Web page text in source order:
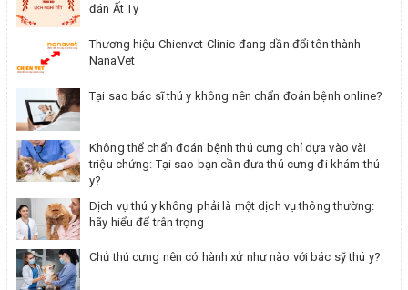
đán Ất Tỵ
Thương hiệu Chienvet Clinic đang dần đổi tên thành
NanaVet
Tại sao bác sĩ thú y không nên chẩn đoán bệnh online?
Không thể chẩn đoán bệnh thú cưng chỉ dựa vào vài
triệu chứng: Tại sao bạn cần đưa thú cưng đi khám thú
y?
Dịch vụ thú y không phải là một dịch vụ thông thường:
hãy hiểu để trân trọng
Chủ thú cưng nên có hành xử như nào với bác sỹ thú y?